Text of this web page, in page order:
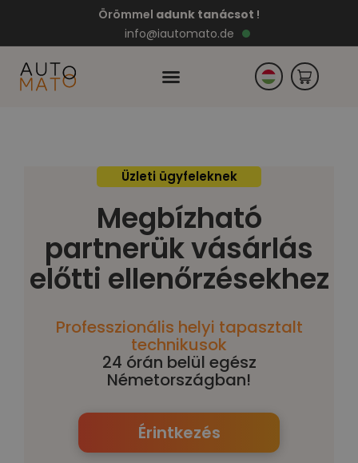
Örömmel adunk tanácsot !
info@iautomato.de
CZ
ES
FR
Üzleti ügyfeleknek
Megbízható
partnerük vásárlás
előtti ellenőrzésekhez
Professzionális helyi tapasztalt
technikusok
24 órán belül egész
Németországban!
Érintkezés